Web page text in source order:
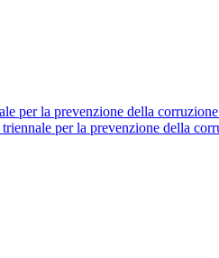
per la prevenzione della
per la prevenzione della